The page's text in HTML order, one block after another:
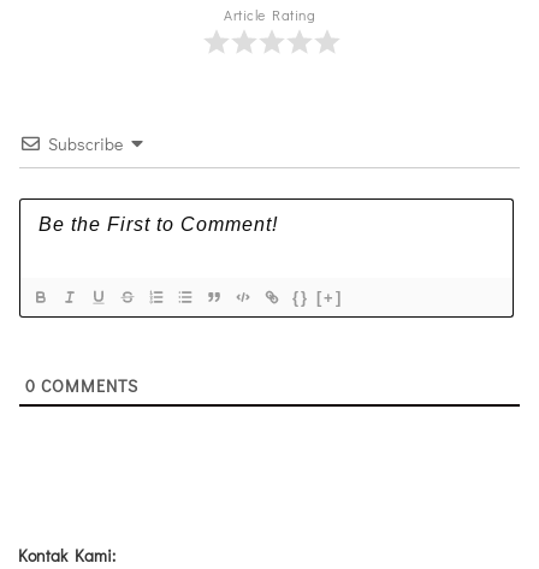
Article Rating
Subscribe
{} [+]
0 COMMENTS
Kontak Kami: